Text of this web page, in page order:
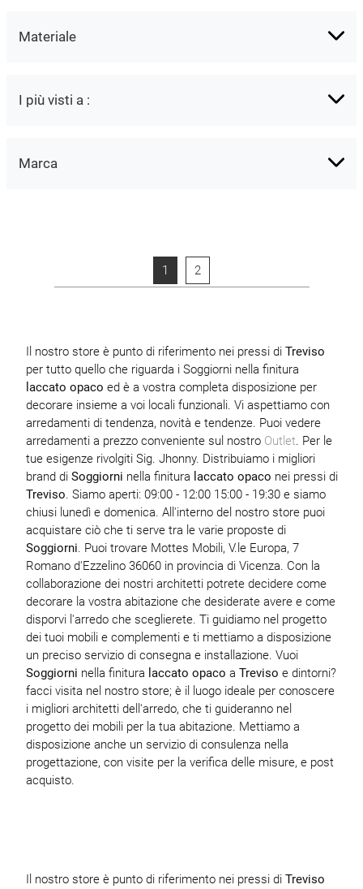
Materiale
I più visti a :
Marca
1 2
Il nostro store è punto di riferimento nei pressi di Treviso
per tutto quello che riguarda i Soggiorni nella finitura
laccato opaco ed è a vostra completa disposizione per
decorare insieme a voi locali funzionali. Vi aspettiamo con
arredamenti di tendenza, novità e tendenze. Puoi vedere
arredamenti a prezzo conveniente sul nostro Outlet. Per le
tue esigenze rivolgiti Sig. Jhonny. Distribuiamo i migliori
brand di Soggiorni nella finitura laccato opaco nei pressi di
Treviso. Siamo aperti: 09:00 - 12:00 15:00 - 19:30 e siamo
chiusi lunedì e domenica. All'interno del nostro store puoi
acquistare ciò che ti serve tra le varie proposte di
Soggiorni. Puoi trovare Mottes Mobili, V.le Europa, 7
Romano d'Ezzelino 36060 in provincia di Vicenza. Con la
collaborazione dei nostri architetti potrete decidere come
decorare la vostra abitazione che desiderate avere e come
disporvi l'arredo che sceglierete. Ti guidiamo nel progetto
dei tuoi mobili e complementi e ti mettiamo a disposizione
un preciso servizio di consegna e installazione. Vuoi
Soggiorni nella finitura laccato opaco a Treviso e dintorni?
facci visita nel nostro store; è il luogo ideale per conoscere
i migliori architetti dell'arredo, che ti guideranno nel
progetto dei mobili per la tua abitazione. Mettiamo a
disposizione anche un servizio di consulenza nella
progettazione, con visite per la verifica delle misure, e post
acquisto.
Il nostro store è punto di riferimento nei pressi di Treviso